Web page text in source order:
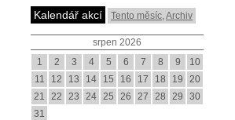
Kalendář akcí Tento měsíc,Archiv
srpen 2026
1
2 3 4 5 6 7 8 9
10
11
12 13 14 15 16 17 18 19
20
21
22 23 24 25 26 27 28 29
30
31